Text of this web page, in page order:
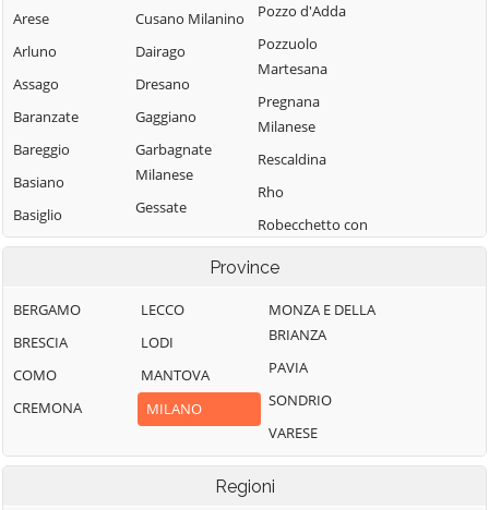
Arese
Arluno
Assago
Baranzate
Bareggio
Basiano
Basiglio
Bellinzago
Bernate Ticino
Besate
Binasco
Boffalora sopra
Bollate
Cusano Milanino
Dairago
Dresano
Gaggiano
Garbagnate
Milanese
Gessate
Gorgonzola
Gudo Visconti
Inveruno
Inzago
Lacchiarella
Legnano
Pozzo d'Adda
Pozzuolo
Martesana
Pregnana
Milanese
Rescaldina
Rho
Robecchetto con
Induno
Naviglio
Rodano
Rosate
Rozzano
San Colombano
al Lambro
San Donato
Province
BERGAMO
BRESCIA
COMO
CREMONA
LECCO
LODI
MANTOVA
MILANO
MONZA E DELLA
BRIANZA
PAVIA
SONDRIO
VARESE
Regioni